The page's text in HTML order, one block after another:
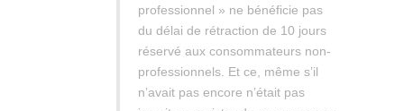
professionnel » ne bénéficie pas
du délai de rétraction de 10 jours
réservé aux consommateurs non-
professionnels. Et ce, même s’il
n’avait pas encore n’était pas